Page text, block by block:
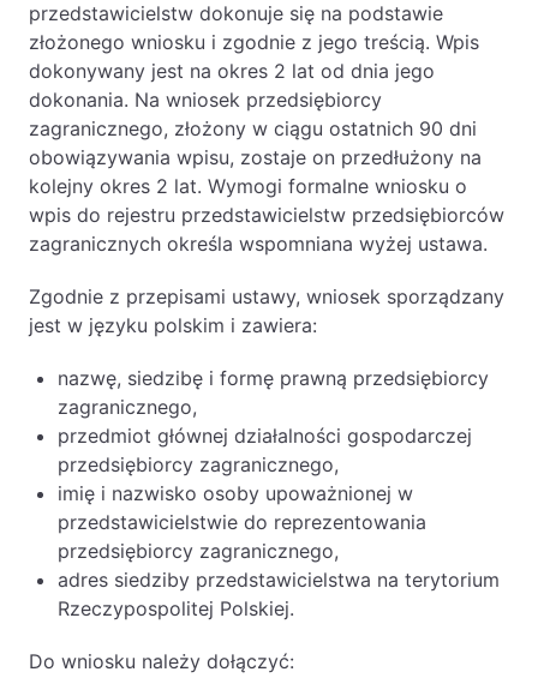
przedstawicielstw dokonuje się na podstawie
złożonego wniosku i zgodnie z jego treścią. Wpis
dokonywany jest na okres 2 lat od dnia jego
dokonania. Na wniosek przedsiębiorcy
zagranicznego, złożony w ciągu ostatnich 90 dni
obowiązywania wpisu, zostaje on przedłużony na
kolejny okres 2 lat. Wymogi formalne wniosku o
wpis do rejestru przedstawicielstw przedsiębiorców
zagranicznych określa wspomniana wyżej ustawa.
Zgodnie z przepisami ustawy, wniosek sporządzany
jest w języku polskim i zawiera:
nazwę, siedzibę i formę prawną przedsiębiorcy
zagranicznego,
przedmiot głównej działalności gospodarczej
przedsiębiorcy zagranicznego,
imię i nazwisko osoby upoważnionej w
przedstawicielstwie do reprezentowania
przedsiębiorcy zagranicznego,
adres siedziby przedstawicielstwa na terytorium
Rzeczypospolitej Polskiej.
Do wniosku należy dołączyć: